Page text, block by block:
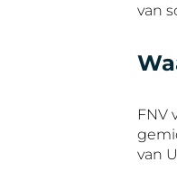
van
FNV
van